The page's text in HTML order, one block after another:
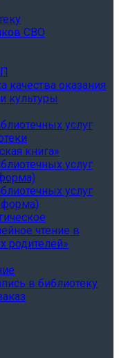
СВО
качества оказания
культуры
услуг
книга»
услуг
услуг
форма)
чтение в
родителей»
в библиотеку